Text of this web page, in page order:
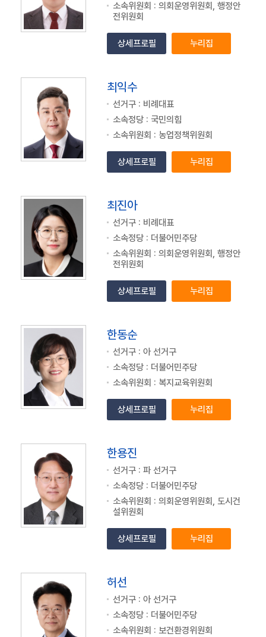
소속위원회 : 의회운영위원회, 행정안
전위원회
상세프로필 누리집
최익수
선거구 : 비례대표
소속정당 : 국민의힘
소속위원회 : 농업정책위원회
상세프로필 누리집
최진아
선거구 : 비례대표
소속정당 : 더불어민주당
소속위원회 : 의회운영위원회, 행정안
전위원회
상세프로필 누리집
한동순
선거구 : 아 선거구
소속정당 : 더불어민주당
소속위원회 : 복지교육위원회
상세프로필 누리집
한용진
선거구 : 파 선거구
소속정당 : 더불어민주당
소속위원회 : 의회운영위원회, 도시건
설위원회
상세프로필 누리집
허선
선거구 : 아 선거구
소속정당 : 더불어민주당
소속위원회 : 보건환경위원회